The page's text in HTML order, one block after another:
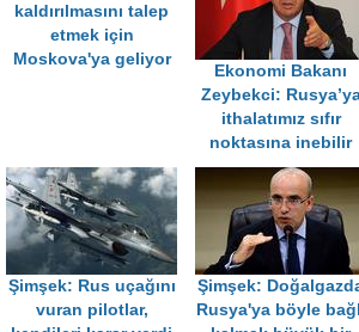
kaldırılmasını talep
etmek için
Moskova'ya geliyor
Ekonomi Bakanı
Zeybekci:
ithalatımız sıfır
noktasına inebilir
Şimşek: Rus uçağını
vuran pilotlar,
Şimşek:
Rusya'ya böyle